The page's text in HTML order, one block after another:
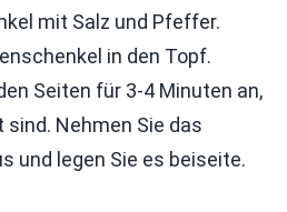
mit Salz und Pfeffer.
in den Topf.
Seiten für 3-4 Minuten an,
Nehmen Sie das
und legen Sie es beiseite.